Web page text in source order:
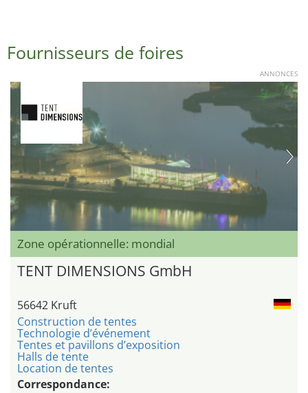
Fournisseurs de foires
ANNONCES
Zone opérationnelle: mondial
TENT DIMENSIONS GmbH
56642 Kruft
Construction de tentes
Technologie d’événement
Tentes et pavillons d’exposition
Halls de tente
Location de tentes
Correspondance: